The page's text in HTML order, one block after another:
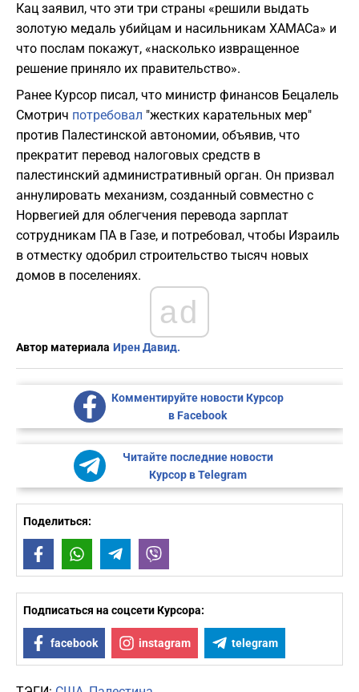
Кац заявил, что эти три страны «решили выдать
золотую медаль убийцам и насильникам ХАМАСа» и
что послам покажут, «насколько извращенное
решение приняло их правительство».
Ранее Курсор писал, что министр финансов Бецалель
Смотрич потребовал "жестких карательных мер"
против Палестинской автономии, объявив, что
прекратит перевод налоговых средств в
палестинский административный орган. Он призвал
аннулировать механизм, созданный совместно с
Норвегией для облегчения перевода зарплат
сотрудникам ПА в Газе, и потребовал, чтобы Израиль
в отместку одобрил строительство тысяч новых
домов в поселениях.
ad
Автор материала Ирен Давид.
Комментируйте новости Курсор
в Facebook
Читайте последние новости
Курсор в Telegram
Поделиться:
FacebookWhatsAppTelegram
Подписаться на соцсети Курсора:
facebook instagram telegram